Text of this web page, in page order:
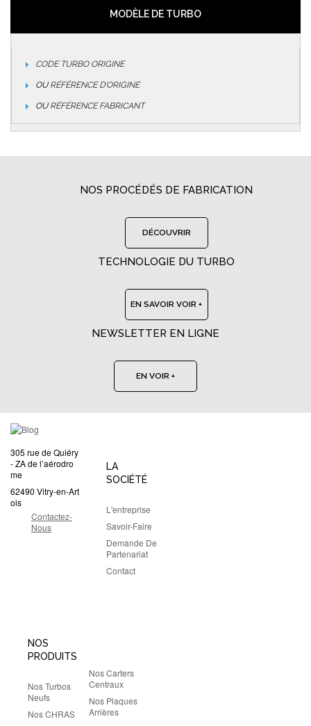
MODÈLE DE TURBO
CODE TURBO ORIGINE
OURÉFÉRENCE D’ORIGINE
OURÉFÉRENCE FABRICANT
NOS PROCÉDÉS DE FABRICATION
DÉCOUVRIR
TECHNOLOGIE DU TURBO
EN SAVOIR VOIR +
NEWSLETTER EN LIGNE
EN VOIR +
305 rue de Quiéry
- ZA de l’aérodro
me
62490 Vitry-en-Art
ois
Contactez-
Nous
LA
SOCIÉTÉ
L'entreprise
Savoir-Faire
Demande De
Partenariat
Contact
NOS
PRODUITS
Nos Turbos
Neufs
Nos CHRAS
Nos Carters
Centraux
Nos Plaques
Arrières